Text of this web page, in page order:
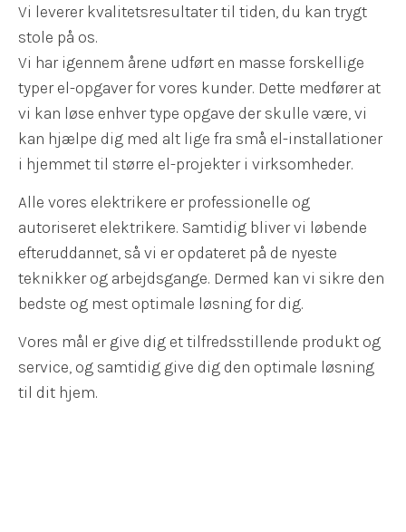
Vi leverer kvalitetsresultater til tiden, du kan trygt
stole på os.
Vi har igennem årene udført en masse forskellige
typer el-opgaver for vores kunder. Dette medfører at
vi kan løse enhver type opgave der skulle være, vi
kan hjælpe dig med alt lige fra små el-installationer
i hjemmet til større el-projekter i virksomheder.
Alle vores elektrikere er professionelle og
autoriseret elektrikere. Samtidig bliver vi løbende
efteruddannet, så vi er opdateret på de nyeste
teknikker og arbejdsgange. Dermed kan vi sikre den
bedste og mest optimale løsning for dig.
Vores mål er give dig et tilfredsstillende produkt og
service, og samtidig give dig den optimale løsning
til dit hjem.